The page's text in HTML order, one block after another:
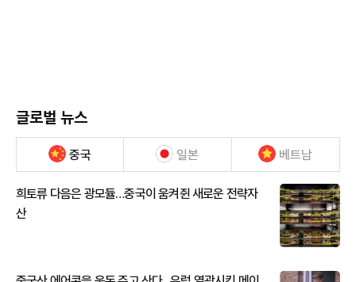
글로벌 뉴스
중국 일본 베트남
희토류 다음은 광모듈…중국이 움켜쥔 새로운 전략자
산